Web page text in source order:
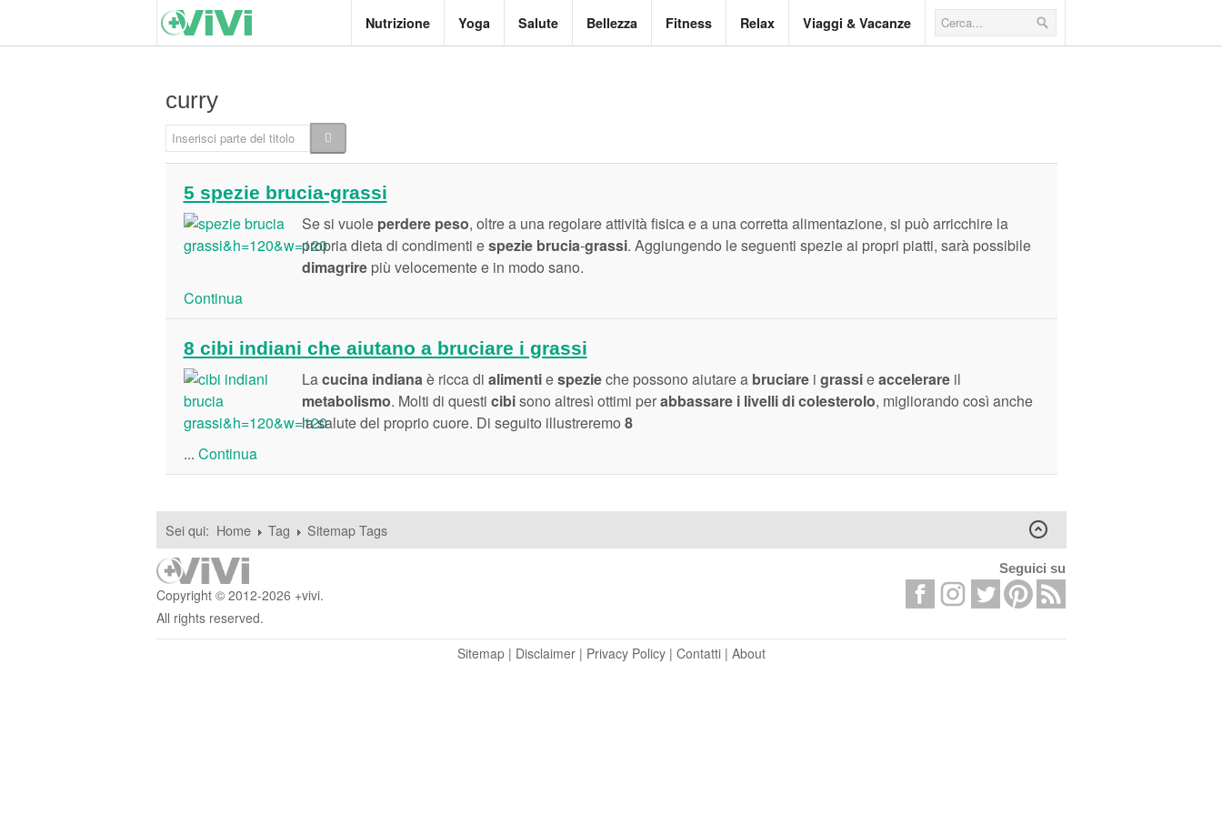
Nutrizione Yoga Salute Bellezza Fitness Relax Viaggi & Vacanze
curry
Inserisci parte del titolo
5 spezie brucia-grassi
Se si vuole perdere peso, oltre a una regolare attività fisica e a una corretta alimentazione, si può arricchire la
propria dieta di condimenti espezie brucia-grassi. Aggiungendo le seguenti spezie ai propri piatti, sarà possibile
dimagrirepiù velocemente e in modo sano.
Continua
8 cibi indiani che aiutano a bruciare i grassi
Lacucina indianaè ricca di alimentiespezieche possono aiutare a bruciarei grassieaccelerareil
metabolismo. Molti di questi cibisono altresì ottimi perabbassare i livelli di colesterolo, migliorando così anche
la salute del proprio cuore. Di seguito illustreremo 8
... Continua
Sei qui: Home Tag Sitemap Tags
Copyright © 2012-2026 +vivi.
All rights reserved.
Seguici su
Sitemap| Disclaimer| Privacy Policy| Contatti| About